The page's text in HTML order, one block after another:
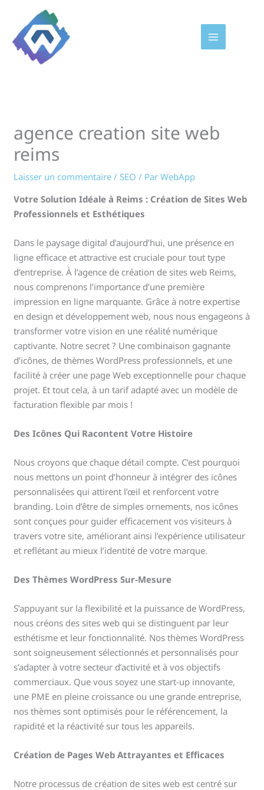
contenu
agence creation site web
reims
Laisser un commentaire / SEO / ParWebApp
Votre Solution Idéale à Reims : Création de Sites Web
Professionnels et Esthétiques
Dans le paysage digital d’aujourd’hui, une présence en
ligne efficace et attractive est cruciale pour tout type
d’entreprise. À l’agence de création de sites web Reims,
nous comprenons l’importance d’une première
impression en ligne marquante. Grâce à notre expertise
en design et développement web, nous nous engageons à
transformer votre vision en une réalité numérique
captivante. Notre secret ? Une combinaison gagnante
d’icônes, de thèmes WordPress professionnels, et une
facilité à créer une page Web exceptionnelle pour chaque
projet. Et tout cela, à un tarif adapté avec un modèle de
facturation flexible par mois !
Des Icônes Qui Racontent Votre Histoire
Nous croyons que chaque détail compte. C’est pourquoi
nous mettons un point d’honneur à intégrer des icônes
personnalisées qui attirent l’œil et renforcent votre
branding. Loin d’être de simples ornements, nos icônes
sont conçues pour guider efficacement vos visiteurs à
travers votre site, améliorant ainsi l’expérience utilisateur
et reflétant au mieux l’identité de votre marque.
Des Thèmes WordPress Sur-Mesure
S’appuyant sur la flexibilité et la puissance de WordPress,
nous créons des sites web qui se distinguent par leur
esthétisme et leur fonctionnalité. Nos thèmes WordPress
sont soigneusement sélectionnés et personnalisés pour
s’adapter à votre secteur d’activité et à vos objectifs
commerciaux. Que vous soyez une start-up innovante,
une PME en pleine croissance ou une grande entreprise,
nos thèmes sont optimisés pour le référencement, la
rapidité et la réactivité sur tous les appareils.
Création de Pages Web Attrayantes et Efficaces
Notre processus de création de sites web est centré sur